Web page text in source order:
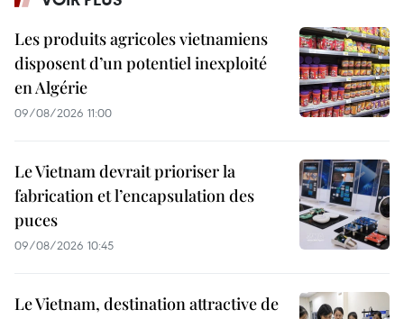
Les produits agricoles vietnamiens
disposent d’un potentiel inexploité
en Algérie
09/08/2026 11:00
Le Vietnam devrait prioriser la
fabrication et l’encapsulation des
puces
09/08/2026 10:45
Le Vietnam, destination attractive de